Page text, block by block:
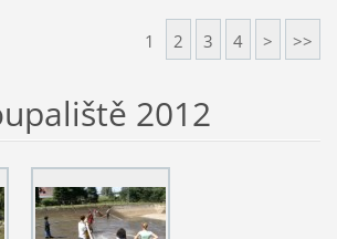
1 2 3 4 > >>
2012